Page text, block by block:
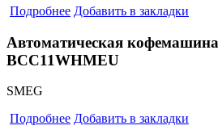
Подробнее Добавить в закладки
Автоматическая
BCC11WHMEU
SMEG
Подробнее Добавить в закладки